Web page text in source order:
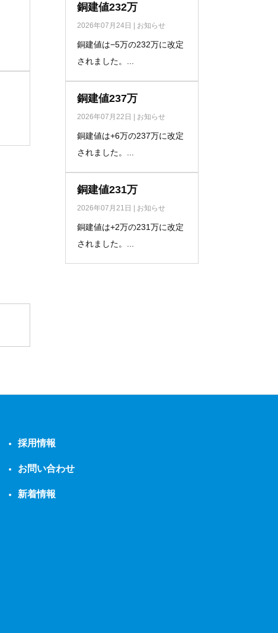
銅建値232万
2026年07月24日 | お知らせ
銅建値は−5万の232万に改定
されました。...
銅建値237万
2026年07月22日 | お知らせ
銅建値は+6万の237万に改定
されました。...
銅建値231万
2026年07月21日 | お知らせ
銅建値は+2万の231万に改定
されました。...
採用情報
お問い合わせ
新着情報